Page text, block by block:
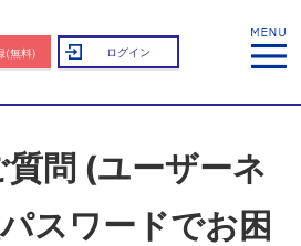
(無料) ログイン
問 (ユーザーネ
スワードでお困